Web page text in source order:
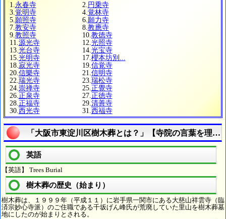
1. 永春寺 2. 円乗寺
3. 覚明寺 4. 覚林寺
5. 願照寺 6. 願力寺
7. 教安寺 8. 教應寺
9. 教照寺 10. 教徳寺
11. 源光寺 12. 光照寺
13. 光台寺 14. 光宝寺
15. 光明寺 17. 櫻本坊別...
18. 寂光寺 19. 信覚寺
20. 信樂寺 21. 信明寺
22. 瑞光寺 23. 瑞松寺
24. 崇禅寺 25. 正覺寺
26. 正泉寺 27. 正徳寺
28. 正福寺 29. 清善寺
30. 西光寺 31. 西福寺
「大阪市東淀川区樹木葬とは？」【寺院の言葉を理解
英語
【英語】 Trees Burial
樹木葬の歴史（始まり）
樹木葬は、１９９９年（平成１１）に岩手県一関市にある大慈山祥雲寺（臨
済宗妙心寺派）のご住職である千坂げん峰氏が荒廃していた里山を樹木葬墓
地にしたのが始まりとされる。